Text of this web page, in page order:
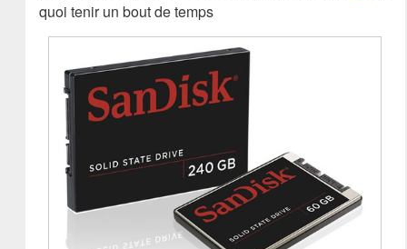
quoi tenir un bout de temps